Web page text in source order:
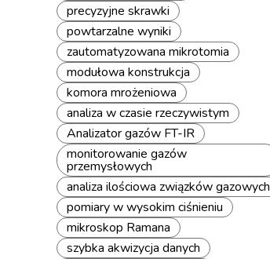
precyzyjne skrawki
powtarzalne wyniki
zautomatyzowana mikrotomia
modułowa konstrukcja
komora mrożeniowa
analiza w czasie rzeczywistym
Analizator gazów FT-IR
monitorowanie gazów
przemysłowych
analiza ilościowa związków gazowych
pomiary w wysokim ciśnieniu
mikroskop Ramana
szybka akwizycja danych